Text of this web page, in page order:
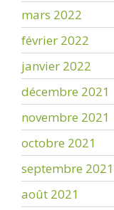
mars 2022
février 2022
janvier 2022
décembre 2021
novembre 2021
octobre 2021
septembre 2021
août 2021